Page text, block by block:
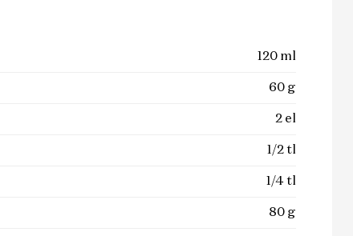
120 ml
60 g
2 el
1/2 tl
1/4 tl
80 g